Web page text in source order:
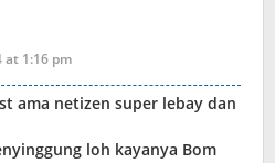
at 1:16 pm
ama netizen super lebay dan
loh kayanya Bom